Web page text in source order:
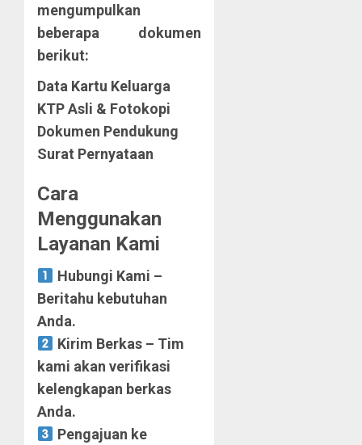
mengumpulkan
beberapa dokumen
berikut:
Data Kartu Keluarga
KTP Asli & Fotokopi
Dokumen Pendukung
Surat Pernyataan
Cara
Menggunakan
Layanan Kami
Hubungi Kami –
Beritahu kebutuhan
Anda.
Kirim Berkas – Tim
kami akan verifikasi
kelengkapan berkas
Anda.
Pengajuan ke